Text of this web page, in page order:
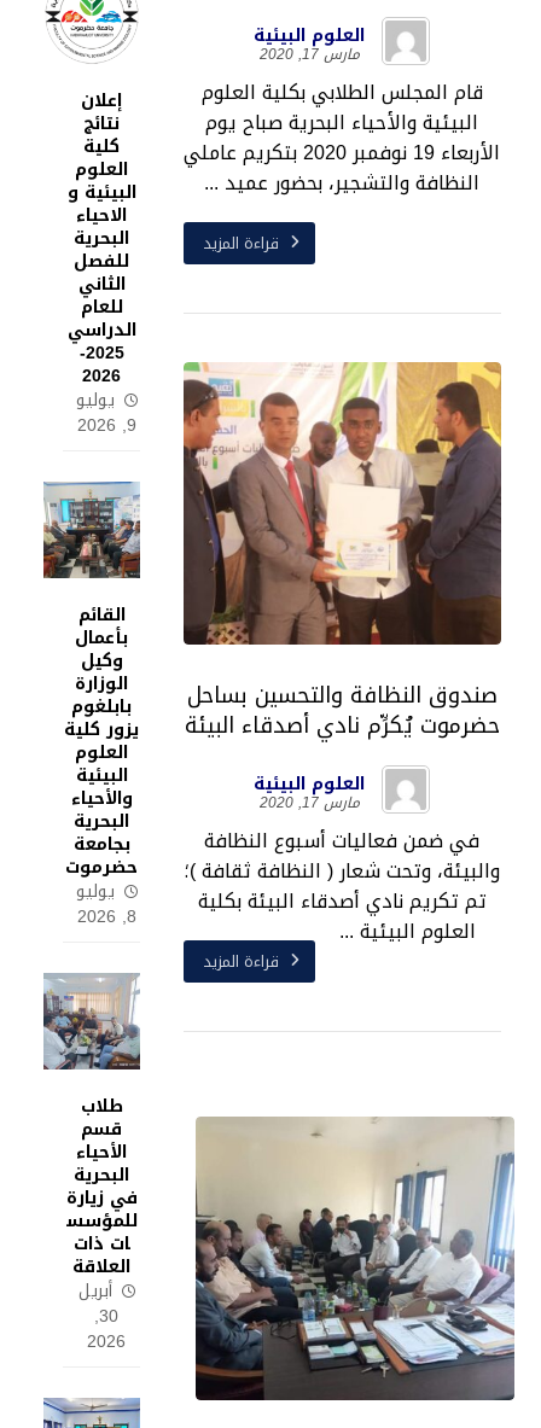
العلوم البيئية
مارس 17, 2020
قام المجلس الطلابي بكلية العلوم
البيئية والأحياء البحرية صباح يوم
الأربعاء 19 نوفمبر 2020 بتكريم عاملي
النظافة والتشجير، بحضور عميد ...
قراءة المزيد
صندوق النظافة والتحسين بساحل
حضرموت يُكرِّم نادي أصدقاء البيئة
العلوم البيئية
مارس 17, 2020
في ضمن فعاليات أسبوع النظافة
والبيئة، وتحت شعار ( النظافة ثقافة )؛
تم تكريم نادي أصدقاء البيئة بكلية
العلوم البيئية ...
قراءة المزيد
إعلان
نتائج
كلية
العلوم
البيئية و
الاحياء
البحرية
للفصل
الثاني
للعام
الدراسي
2025-
2026
يوليو
9, 2026
القائم
بأعمال
وكيل
الوزارة
بابلغوم
يزور كلية
العلوم
البيئية
والأحياء
البحرية
بجامعة
حضرموت
يوليو
8, 2026
طلاب
قسم
الأحياء
البحرية
في زيارة
للمؤسس
ات ذات
العلاقة
أبريل
30,
2026